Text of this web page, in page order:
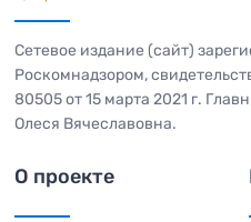
Сетевое издание (сайт)
Роскомнадзором,
80505 от 15 марта 2021 г.
Олеся Вячеславовна.
О проекте